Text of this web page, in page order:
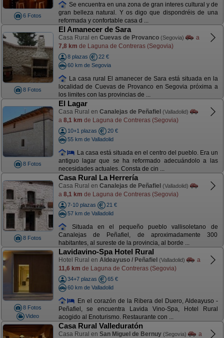
6 Fotos
Se encuentra en una zona de gran interes cultural y de
gran belleza natural. Y os digo que dispondréis de una
reformada y confortable casa d ...
8 Fotos
El Amanecer de Sara
Casa Rural en Cuevas de Provanco (Segovia)
a
7,8 km de Laguna de Contreras (Segovia)
8 plazas
22 €
60 km de Segovia
La casa rural El amanecer de Sara está situada en la
localidad de Cuevas de Provanco en Segovia próxima a
los limites con las provincias de ...
8 Fotos
El Lagar
Casa Rural en Canalejas de Peñafiel (Valladolid)
a 8,1 km de Laguna de Contreras (Segovia)
10+1 plazas
20 €
55 km de Valladolid
La casa está situada en el centro del pueblo. Era un
antiguo lagar que se ha reformado adecuándolo a las
necesidades actuales. Consta de cin ...
8 Fotos
Casa Rural La Herrería
Casa Rural en Canalejas de Peñafiel (Valladolid)
a 8,1 km de Laguna de Contreras (Segovia)
7-10 plazas
21 €
57 km de Valladolid
Situada en el pequeño pueblo vallisoletano de
Canalejas de Peñafiel, de aproximadamente 300
habitantes, al sureste de la provincia, al borde ...
8 Fotos
Video
Lavidavino-Spa Hotel Rural
Hotel Rural en Aldeayuso / Peñafiel (Valladolid)
a
11,6 km de Laguna de Contreras (Segovia)
34+7 plazas
65 €
60 km de Valladolid
En el corazón de la Ribera del Duero, Aldeayuso -
Peñafiel, se encuentra Lavida Vino-Spa, Hotel Rural
acogido al Enoturismo. Restaurante con ...
Casa Rural Valleduratón
Casa Rural en San Miguel de Bernuy (Segovia)
a